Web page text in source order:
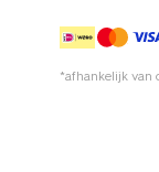
*afhankelijk